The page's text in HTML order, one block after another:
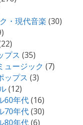
・現代音楽 (30)
プス (35)
ュージック (7)
ップス (3)
(12)
60年代(16)
70年代(30)
80年代(6)